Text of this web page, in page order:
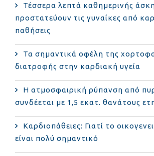
Τέσσερα λεπτά καθημερινής
προστατεύουν τις γυναίκες από
παθήσεις
Τα σημαντικά οφέλη της
διατροφής στην καρδιακή υγεία
Η ατμοσφαιρική ρύπανση από
συνδέεται με 1,5 εκατ. θανάτους
Καρδιοπάθειες: Γιατί το
είναι πολύ σημαντικό